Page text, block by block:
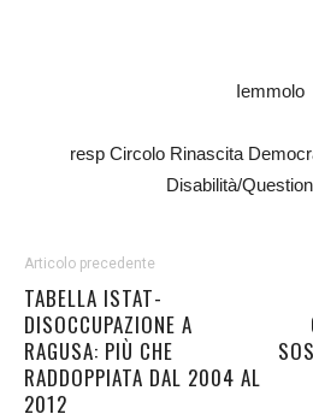
Iemmolo
resp Circolo Rinascita
Disabilità/
Articolo precedente
TABELLA ISTAT-
DISOCCUPAZIONE A
RAGUSA: PIÙ CHE
RADDOPPIATA DAL 2004 AL
2012